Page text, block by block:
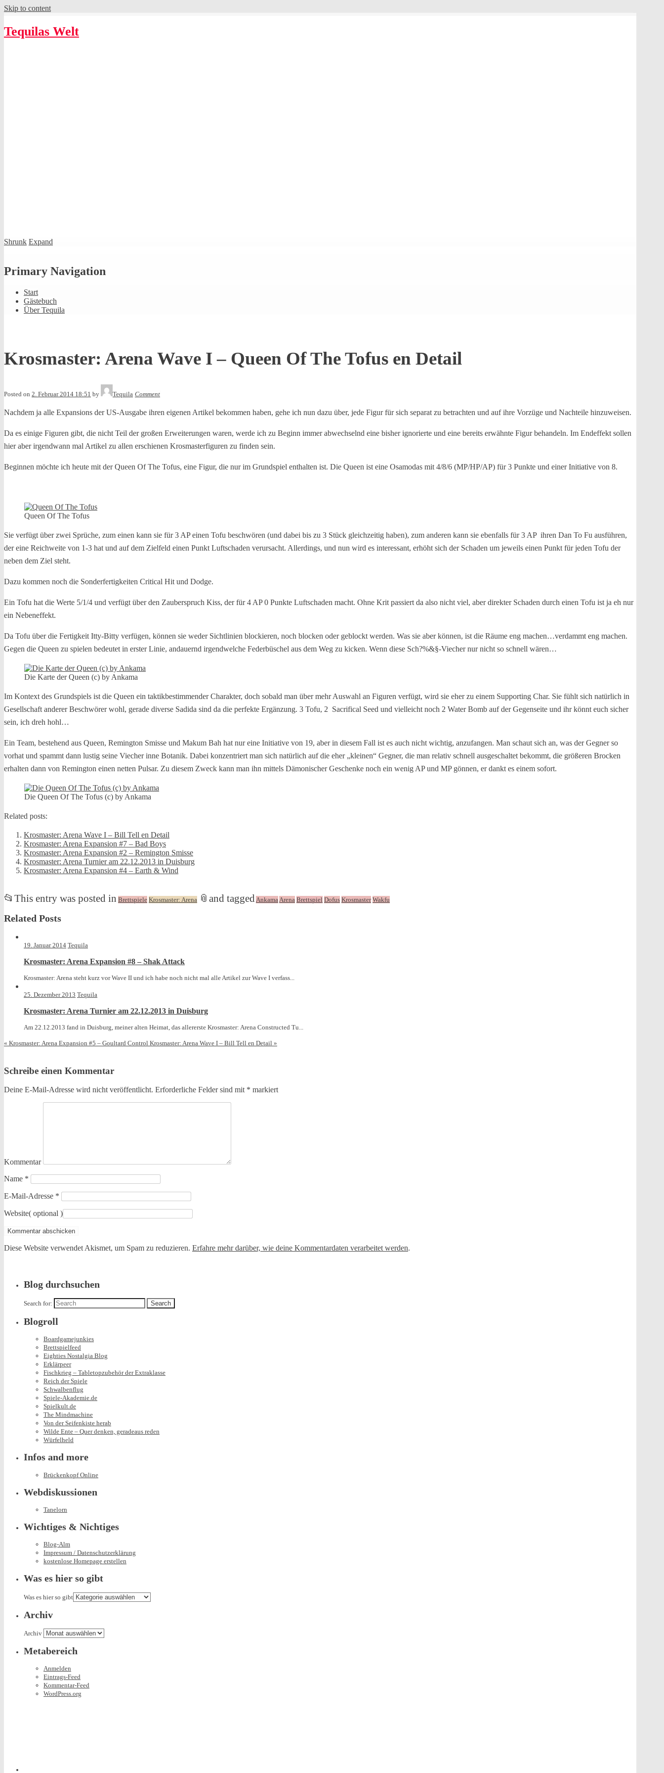
Skip to content
Tequilas Welt
Shrunk Expand
Primary Navigation
Start
Gästebuch
Über Tequila
Krosmaster: Arena Wave I – Queen Of The Tofus en Detail
Posted on 2. Februar 2014 18:51 by Tequila Comment
Nachdem ja alle Expansions der US-Ausgabe ihren eigenen Artikel bekommen haben, gehe ich nun dazu über, jede Figur für sich separat zu betrachten und auf ihre Vorzüge und Nachteile hinzuweisen.
Da es einige Figuren gibt, die nicht Teil der großen Erweiterungen waren, werde ich zu Beginn immer abwechselnd eine bisher ignorierte und eine bereits erwähnte Figur behandeln. Im Endeffekt sollen
hier aber irgendwann mal Artikel zu allen erschienen Krosmasterfiguren zu finden sein.
Beginnen möchte ich heute mit der Queen Of The Tofus, eine Figur, die nur im Grundspiel enthalten ist. Die Queen ist eine Osamodas mit 4/8/6 (MP/HP/AP) für 3 Punkte und einer Initiative von 8.
Queen Of The Tofus
Sie verfügt über zwei Sprüche, zum einen kann sie für 3 AP einen Tofu beschwören (und dabei bis zu 3 Stück gleichzeitig haben), zum anderen kann sie ebenfalls für 3 AP ihren Dan To Fu ausführen,
der eine Reichweite von 1-3 hat und auf dem Zielfeld einen Punkt Luftschaden verursacht. Allerdings, und nun wird es interessant, erhöht sich der Schaden um jeweils einen Punkt für jeden Tofu der
neben dem Ziel steht.
Dazu kommen noch die Sonderfertigkeiten Critical Hit und Dodge.
Ein Tofu hat die Werte 5/1/4 und verfügt über den Zauberspruch Kiss, der für 4 AP 0 Punkte Luftschaden macht. Ohne Krit passiert da also nicht viel, aber direkter Schaden durch einen Tofu ist ja eh nur
ein Nebeneffekt.
Da Tofu über die Fertigkeit Itty-Bitty verfügen, können sie weder Sichtlinien blockieren, noch blocken oder geblockt werden. Was sie aber können, ist die Räume eng machen…verdammt eng machen.
Gegen die Queen zu spielen bedeutet in erster Linie, andauernd irgendwelche Federbüschel aus dem Weg zu kicken. Wenn diese Sch?%&§-Viecher nur nicht so schnell wären…
Die Karte der Queen (c) by Ankama
Im Kontext des Grundspiels ist die Queen ein taktikbestimmender Charakter, doch sobald man über mehr Auswahl an Figuren verfügt, wird sie eher zu einem Supporting Char. Sie fühlt sich natürlich in
Gesellschaft anderer Beschwörer wohl, gerade diverse Sadida sind da die perfekte Ergänzung. 3 Tofu, 2 Sacrifical Seed und vielleicht noch 2 Water Bomb auf der Gegenseite und ihr könnt euch sicher
sein, ich dreh hohl…
Ein Team, bestehend aus Queen, Remington Smisse und Makum Bah hat nur eine Initiative von 19, aber in diesem Fall ist es auch nicht wichtig, anzufangen. Man schaut sich an, was der Gegner so
vorhat und spammt dann lustig seine Viecher inne Botanik. Dabei konzentriert man sich natürlich auf die eher „kleinen“ Gegner, die man relativ schnell ausgeschaltet bekommt, die größeren Brocken
erhalten dann von Remington einen netten Pulsar. Zu diesem Zweck kann man ihn mittels Dämonischer Geschenke noch ein wenig AP und MP gönnen, er dankt es einem sofort.
Die Queen Of The Tofus (c) by Ankama
Related posts:
Krosmaster: Arena Wave I – Bill Tell en Detail
Krosmaster: Arena Expansion #7 – Bad Boys
Krosmaster: Arena Expansion #2 – Remington Smisse
Krosmaster: Arena Turnier am 22.12.2013 in Duisburg
Krosmaster: Arena Expansion #4 – Earth & Wind
📂 This entry was posted in Brettspiele Krosmaster: Arena 📎 and tagged Ankama Arena Brettspiel Dofus Krosmaster Wakfu
Related Posts
19. Januar 2014 Tequila
Krosmaster: Arena Expansion #8 – Shak Attack
Krosmaster: Arena steht kurz vor Wave II und ich habe noch nicht mal alle Artikel zur Wave I verfass...
25. Dezember 2013 Tequila
Krosmaster: Arena Turnier am 22.12.2013 in Duisburg
Am 22.12.2013 fand in Duisburg, meiner alten Heimat, das allererste Krosmaster: Arena Constructed Tu...
« Krosmaster: Arena Expansion #5 – Goultard Control Krosmaster: Arena Wave I – Bill Tell en Detail »
Schreibe einen Kommentar
Deine E-Mail-Adresse wird nicht veröffentlicht. Erforderliche Felder sind mit * markiert
Kommentar
Name *
E-Mail-Adresse *
Website( optional )
Diese Website verwendet Akismet, um Spam zu reduzieren. Erfahre mehr darüber, wie deine Kommentardaten verarbeitet werden.
Blog durchsuchen
Search for:
Blogroll
Boardgamejunkies
Brettspielfeed
Eighties Nostalgia Blog
Erklärpeer
Fischkrieg – Tabletopzubehör der Extraklasse
Reich der Spiele
Schwalbenflug
Spiele-Akademie.de
Spielkult.de
The Mindmachine
Von der Seifenkiste herab
Wilde Ente – Quer denken, geradeaus reden
Würfelheld
Infos and more
Brückenkopf Online
Webdiskussionen
Tanelorn
Wichtiges & Nichtiges
Blog-Alm
Impressum / Datenschutzerklärung
kostenlose Homepage erstellen
Was es hier so gibt
Was es hier so gibt
Archiv
Archiv
Metabereich
Anmelden
Eintrags-Feed
Kommentar-Feed
WordPress.org